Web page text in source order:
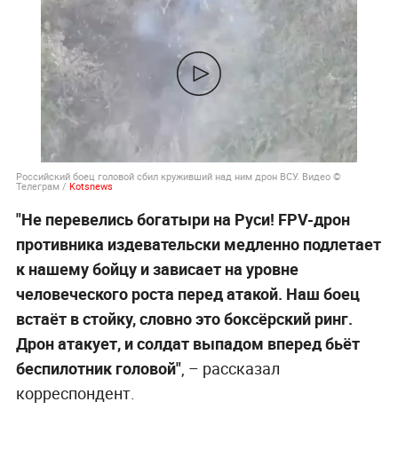
Российский боец головой сбил круживший над ним дрон ВСУ. Видео ©
Телеграм / Kotsnews
"Не перевелись богатыри на Руси! FPV-дрон
противника издевательски медленно подлетает
к нашему бойцу и зависает на уровне
человеческого роста перед атакой. Наш боец
встаёт в стойку, словно это боксёрский ринг.
Дрон атакует, и солдат выпадом вперед бьёт
беспилотник головой", – рассказал
корреспондент.